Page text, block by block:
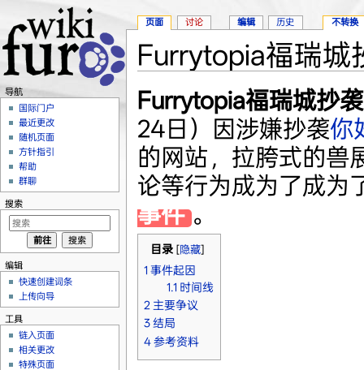
Furrytopia福瑞城
Furrytopia福瑞城抄
24日）因涉嫌抄袭你
的网站，拉胯式的兽
论等行为成为了成为
事件。
目录 [隐藏]
1 事件起因
1.1 时间线
2 主要争议
3 结局
4 参考资料
页面 讨论 编辑 历史 不转换
导航
国际门户
最近更改
随机页面
方针指引
帮助
群聊
搜索
编辑
快速创建词条
上传向导
工具
链入页面
相关更改
特殊页面